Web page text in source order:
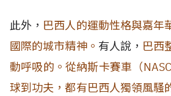
此外， 巴西人的運動性格與嘉年
國際的城市精神。 有人說， 巴西
動呼吸的。從納斯卡賽車（
球到功夫，都有巴西人獨領風騷